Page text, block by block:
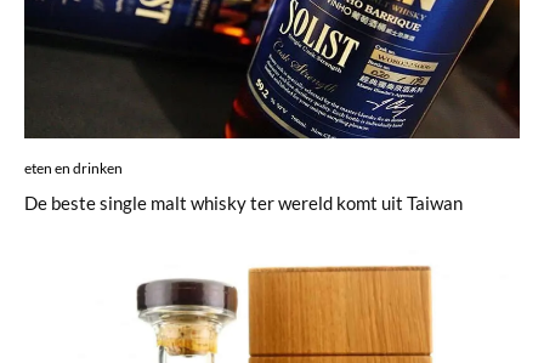
eten en drinken
De beste single malt whisky ter wereld komt uit Taiwan